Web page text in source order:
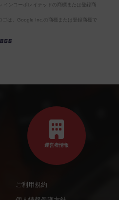
インコーポレイテッドの商標または登録商
ゴは、Google Inc.の商標または登録商標で
運営者情報
ご利用規約